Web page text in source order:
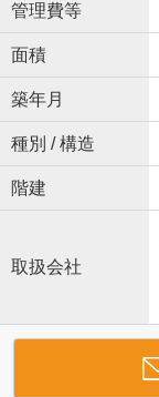
管理費等
面積
築年月
種別 / 構造
階建
取扱会社